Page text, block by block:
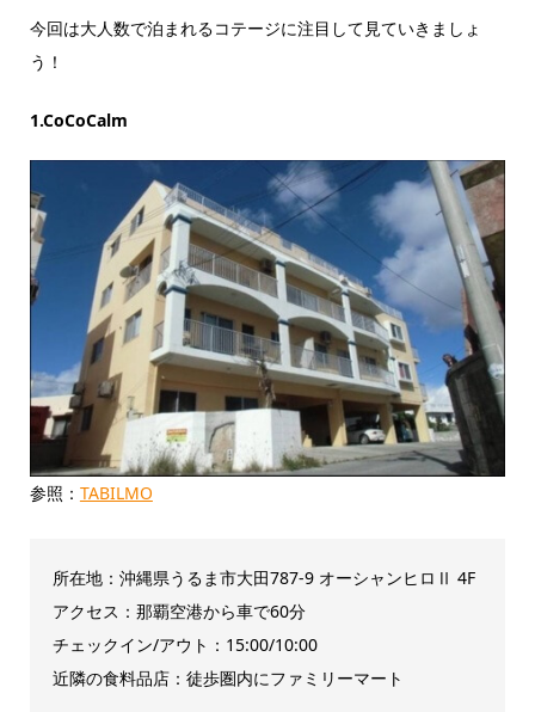
今回は大人数で泊まれるコテージに注目して見ていきましょ
う！
1.CoCoCalm
参照： TABILMO
所在地：沖縄県うるま市大田787-9 オーシャンヒロⅡ 4F
アクセス：那覇空港から車で60分
チェックイン/アウト：15:00/10:00
近隣の食料品店：徒歩圏内にファミリーマート